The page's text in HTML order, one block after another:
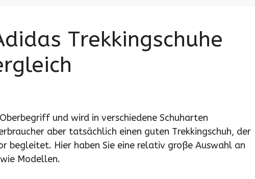
Trekkingschuhe
und wird in verschiedene Schuharten
aber tatsächlich einen guten Trekkingschuh, der
begleitet. Hier haben Sie eine relativ große Auswahl an
Modellen.